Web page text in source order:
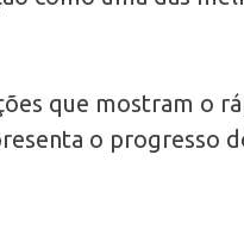
que mostram o
o progresso